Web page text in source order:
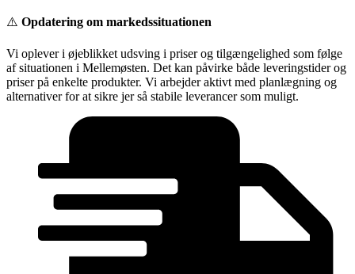
Videre
indhold
⚠️ Opdatering om markedssituationen
Vi oplever i øjeblikket udsving i priser og tilgængelighed som følge
af situationen i Mellemøsten. Det kan påvirke både leveringstider og
priser på enkelte produkter. Vi arbejder aktivt med planlægning og
alternativer for at sikre jer så stabile leverancer som muligt.